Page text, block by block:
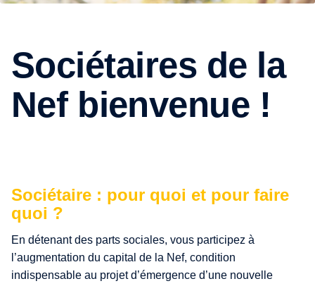
Sociétaires de la
Nef bienvenue !
Sociétaire : pour quoi et pour faire
quoi ?
En détenant des parts sociales, vous participez à
l’augmentation du capital de la Nef, condition
indispensable au projet d’émergence d’une nouvelle